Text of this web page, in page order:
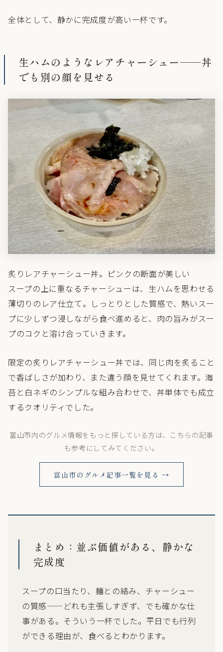
全体として、静かに完成度が高い一杯です。
生ハムのようなレアチャーシュー——丼
でも別の顔を見せる
炙りレアチャーシュー丼。ピンクの断面が美しい
スープの上に重なるチャーシューは、生ハムを思わせる
薄切りのレア仕立て。しっとりとした質感で、熱いスー
プに少しずつ浸しながら食べ進めると、肉の旨みがスー
プのコクと溶け合っていきます。
限定の炙りレアチャーシュー丼では、同じ肉を炙ること
で香ばしさが加わり、また違う顔を見せてくれます。海
苔と白ネギのシンプルな組み合わせで、丼単体でも成立
するクオリティでした。
富山市内のグルメ情報をもっと探している方は、こちらの記事
も参考にしてみてください。
富山市のグルメ記事一覧を見る →
まとめ：並ぶ価値がある、静かな
完成度
スープの口当たり、麺との絡み、チャーシュー
の質感——どれも主張しすぎず、でも確かな仕
事がある。そういう一杯でした。平日でも行列
ができる理由が、食べるとわかります。